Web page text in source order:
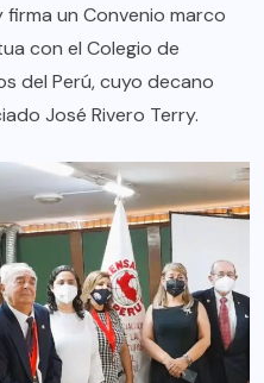
un Convenio marco
con el Colegio de
del Perú, cuyo decano
José Rivero Terry.